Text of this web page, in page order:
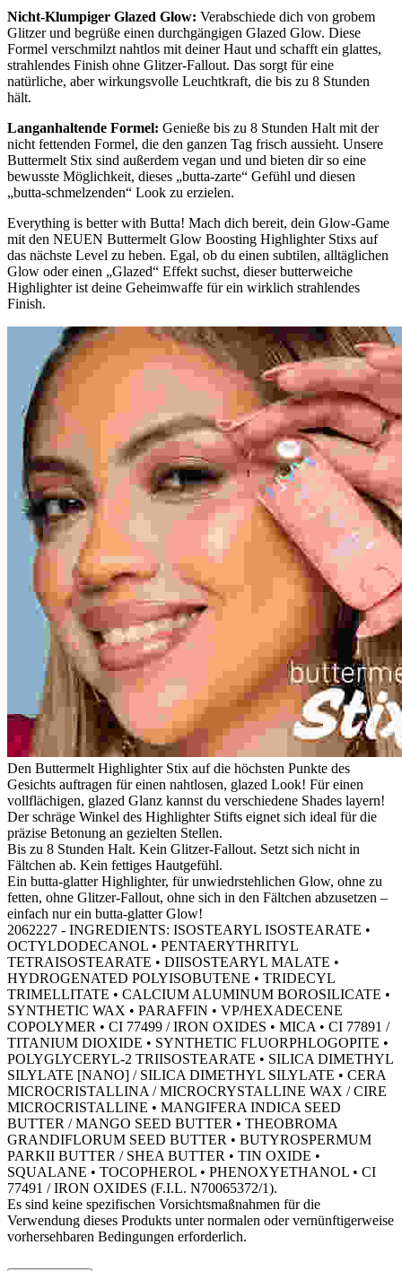
Nicht-Klumpiger Glazed Glow: Verabschiede dich von grobem
Glitzer und begrüße einen durchgängigen Glazed Glow. Diese
Formel verschmilzt nahtlos mit deiner Haut und schafft ein glattes,
strahlendes Finish ohne Glitzer-Fallout. Das sorgt für eine
natürliche, aber wirkungsvolle Leuchtkraft, die bis zu 8 Stunden
hält.
Langanhaltende Formel: Genieße bis zu 8 Stunden Halt mit der
nicht fettenden Formel, die den ganzen Tag frisch aussieht. Unsere
Buttermelt Stix sind außerdem vegan und und bieten dir so eine
bewusste Möglichkeit, dieses „butta-zarte“ Gefühl und diesen
„butta-schmelzenden“ Look zu erzielen.
Everything is better with Butta! Mach dich bereit, dein Glow-Game
mit den NEUEN Buttermelt Glow Boosting Highlighter Stixs auf
das nächste Level zu heben. Egal, ob du einen subtilen, alltäglichen
Glow oder einen „Glazed“ Effekt suchst, dieser butterweiche
Highlighter ist deine Geheimwaffe für ein wirklich strahlendes
Finish.
Den Buttermelt Highlighter Stix auf die höchsten Punkte des
Gesichts auftragen für einen nahtlosen, glazed Look! Für einen
vollflächigen, glazed Glanz kannst du verschiedene Shades layern!
Der schräge Winkel des Highlighter Stifts eignet sich ideal für die
präzise Betonung an gezielten Stellen.
Bis zu 8 Stunden Halt. Kein Glitzer-Fallout. Setzt sich nicht in
Fältchen ab. Kein fettiges Hautgefühl.
Ein butta-glatter Highlighter, für unwiedrstehlichen Glow, ohne zu
fetten, ohne Glitzer-Fallout, ohne sich in den Fältchen abzusetzen –
einfach nur ein butta-glatter Glow!
2062227 - INGREDIENTS: ISOSTEARYL ISOSTEARATE •
OCTYLDODECANOL • PENTAERYTHRITYL
TETRAISOSTEARATE • DIISOSTEARYL MALATE •
HYDROGENATED POLYISOBUTENE • TRIDECYL
TRIMELLITATE • CALCIUM ALUMINUM BOROSILICATE •
SYNTHETIC WAX • PARAFFIN • VP/HEXADECENE
COPOLYMER • CI 77499 / IRON OXIDES • MICA • CI 77891 /
TITANIUM DIOXIDE • SYNTHETIC FLUORPHLOGOPITE •
POLYGLYCERYL-2 TRIISOSTEARATE • SILICA DIMETHYL
SILYLATE [NANO] / SILICA DIMETHYL SILYLATE • CERA
MICROCRISTALLINA / MICROCRYSTALLINE WAX / CIRE
MICROCRISTALLINE • MANGIFERA INDICA SEED
BUTTER / MANGO SEED BUTTER • THEOBROMA
GRANDIFLORUM SEED BUTTER • BUTYROSPERMUM
PARKII BUTTER / SHEA BUTTER • TIN OXIDE •
SQUALANE • TOCOPHEROL • PHENOXYETHANOL • CI
77491 / IRON OXIDES (F.I.L. N70065372/1).
Es sind keine spezifischen Vorsichtsmaßnahmen für die
Verwendung dieses Produkts unter normalen oder vernünftigerweise
vorhersehbaren Bedingungen erforderlich.